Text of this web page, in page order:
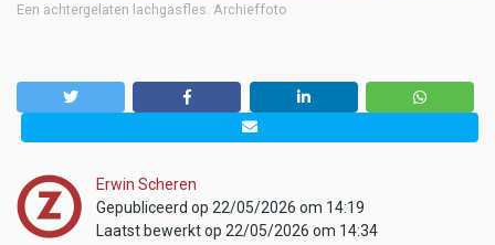
Een achtergelaten lachgasfles. Archieffoto
Erwin Scheren
Gepubliceerd op 22/05/2026 om 14:19
Laatst bewerkt op 22/05/2026 om 14:34